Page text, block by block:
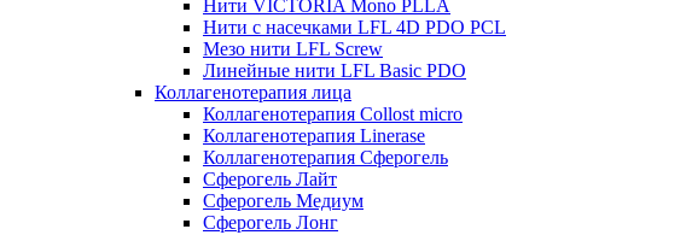
Нити VICTORIA Mono PLLA
Нити с насечками LFL 4D PDO PCL
Мезо нити LFL Screw
Линейные нити LFL Basic PDO
Коллагенотерапия лица
Коллагенотерапия Collost micro
Коллагенотерапия Linerase
Коллагенотерапия Сферогель
Сферогель Лайт
Сферогель Медиум
Сферогель Лонг